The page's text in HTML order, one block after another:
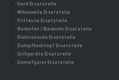
Herd Ersatzteile
Mikrowelle Ersatzteile
Fritteuse Ersatzteile
Backofen / Backrohr Ersatzteile
Elektroherde Ersatzteile
Dampfkochtopf Ersatzteile
Grillgeräte Ersatzteile
Dampfgarer Ersatzteile